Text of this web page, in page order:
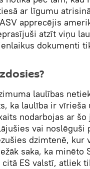
ar līgumu
apprecējis
atzīt viņu
dokumenti
laulības
ka laulība ir vīrieša
nodarbojas ar
vai
dzimtenē, kur
saka, ka
ES valstī, atliek